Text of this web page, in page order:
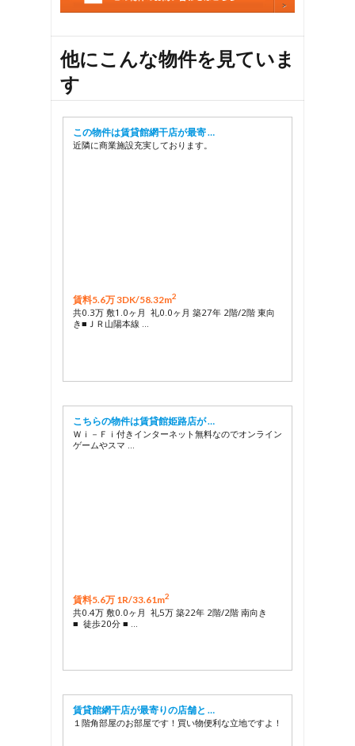
他にこんな物件を見ていま
す
この物件は賃貸館網干店が最寄 …
近隣に商業施設充実しております。
賃料5.6万 3DK/58.32m2
共0.3万 敷1.0ヶ月 礼0.0ヶ月 築27年 2階/2階 東向
き■ＪＲ山陽本線 …
こちらの物件は賃貸館姫路店が …
Ｗｉ－Ｆｉ付きインターネット無料なのでオンライン
ゲームやスマ …
賃料5.6万 1R/33.61m2
共0.4万 敷0.0ヶ月 礼5万 築22年 2階/2階 南向き
■ 徒歩20分 ■ …
賃貸館網干店が最寄りの店舗と …
１階角部屋のお部屋です！買い物便利な立地ですよ！